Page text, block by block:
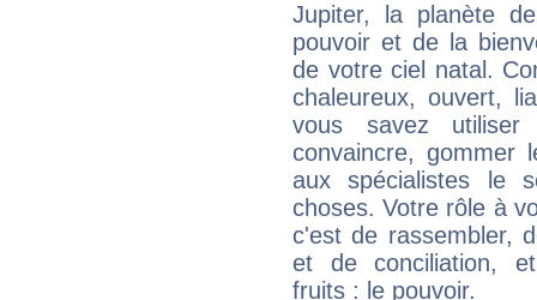
Jupiter, la planète
pouvoir et de la
de votre ciel natal.
chaleureux, ouvert,
vous savez
convaincre, gommer
aux spécialistes le
choses. Votre rôle à
c'est de rassembler,
et de conciliation,
fruits : le pouvoir.